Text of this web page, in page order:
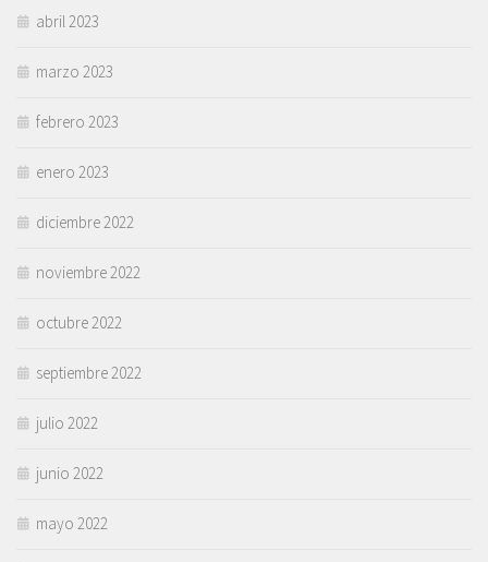
abril 2023
marzo 2023
febrero 2023
enero 2023
diciembre 2022
noviembre 2022
octubre 2022
septiembre 2022
julio 2022
junio 2022
mayo 2022